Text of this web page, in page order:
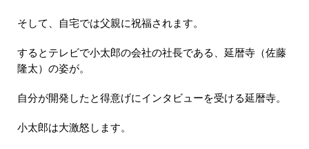
そして、自宅では父親に祝福されます。
するとテレビで小太郎の会社の社長である、延暦寺（佐藤
隆太）の姿が。
自分が開発したと得意げにインタビューを受ける延暦寺。
小太郎は大激怒します。